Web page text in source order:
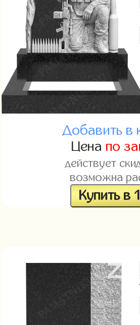
Добавить в
Цена по
действует
возможна
Купить в